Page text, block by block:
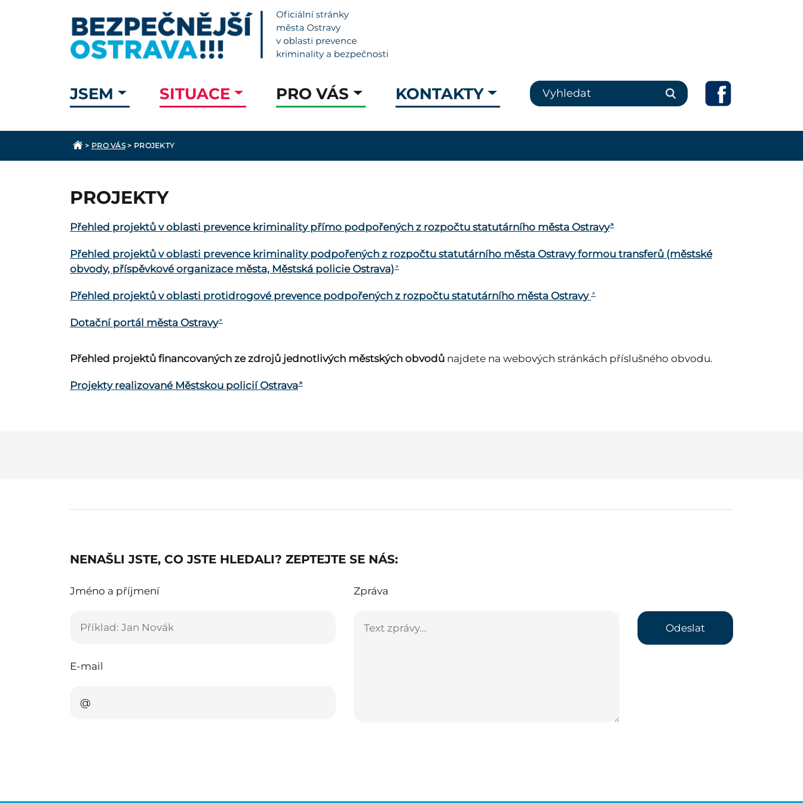
JSEM SITUACE PRO VÁS KONTAKTY
> PRO VÁS> PROJEKTY
PROJEKTY
Přehled projektů v oblasti prevence kriminality přímo podpořených z rozpočtu statutárního města Ostravy
Přehled projektů v oblasti prevence kriminality podpořených z rozpočtu statutárního města Ostravy formou transferů (městské
obvody, příspěvkové organizace města, Městská policie Ostrava)
Přehled projektů v oblasti protidrogové prevence podpořených z rozpočtu statutárního města Ostravy
Dotační portál města Ostravy
Přehled projektů financovaných ze zdrojů jednotlivých městských obvodů najdete na webových stránkách příslušného obvodu.
Projekty realizované Městskou policií Ostrava
NENAŠLI JSTE, CO JSTE HLEDALI? ZEPTEJTE SE NÁS:
Jméno a příjmení
E-mail
Zpráva